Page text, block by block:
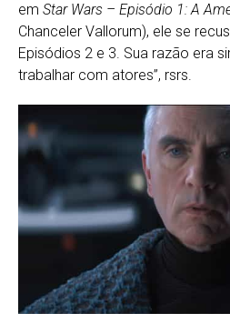
em Star Wars – Episódio 1: A
Chanceler Vallorum), ele se
Episódios 2 e 3. Sua razão era
trabalhar com atores”, rsrs.